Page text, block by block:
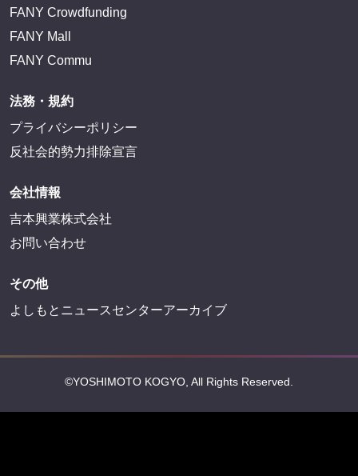
FANY Crowdfunding
FANY Mall
FANY Commu
法務・規約
プライバシーポリシー
反社会的勢力排除宣言
会社情報
吉本興業株式会社
お問い合わせ
その他
よしもとニュースセンターアーカイブ
©YOSHIMOTO KOGYO, All Rights Reserved.